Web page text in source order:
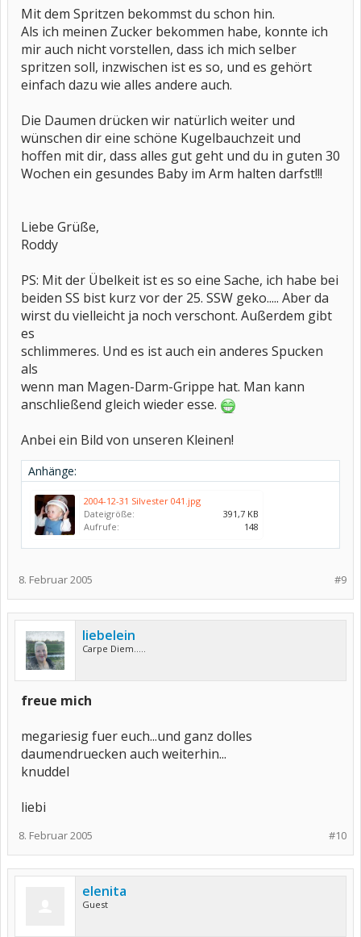
Mit dem Spritzen bekommst du schon hin.
Als ich meinen Zucker bekommen habe, konnte ich
mir auch nicht vorstellen, dass ich mich selber
spritzen soll, inzwischen ist es so, und es gehört
einfach dazu wie alles andere auch.
Die Daumen drücken wir natürlich weiter und
wünschen dir eine schöne Kugelbauchzeit und
hoffen mit dir, dass alles gut geht und du in guten 30
Wochen ein gesundes Baby im Arm halten darfst!!!
Liebe Grüße,
Roddy
PS: Mit der Übelkeit ist es so eine Sache, ich habe bei
beiden SS bist kurz vor der 25. SSW geko..... Aber da
wirst du vielleicht ja noch verschont. Außerdem gibt
es
schlimmeres. Und es ist auch ein anderes Spucken
als
wenn man Magen-Darm-Grippe hat. Man kann
anschließend gleich wieder esse.
Anbei ein Bild von unseren Kleinen!
Anhänge:
2004-12-31 Silvester 041.jpg
Dateigröße:
391,7 KB
Aufrufe:
148
#9
8. Februar 2005
liebelein
Carpe Diem.....
freue mich
megariesig fuer euch...und ganz dolles
daumendruecken auch weiterhin...
knuddel
liebi
#10
8. Februar 2005
elenita
Guest